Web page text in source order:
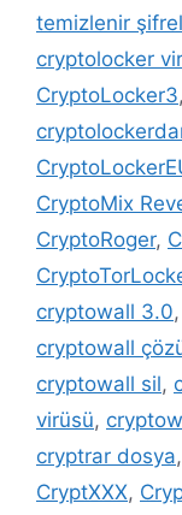
temizlenir
cryptolocker
CryptoLocker3,
CryptoMix
CryptoRoger,
cryptowall 3.0,
cryptowall
cryptowall sil,
virüsü,
cryptrar dosya,
CryptXXX,